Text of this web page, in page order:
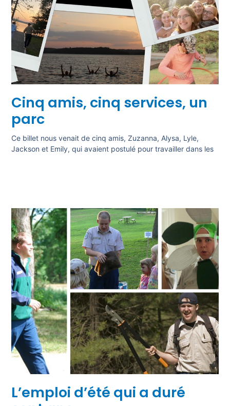
Cinq amis, cinq services, un
parc
Ce billet nous venait de cinq amis, Zuzanna, Alysa, Lyle,
Jackson et Emily, qui avaient postulé pour travailler dans les
L’emploi d’été qui a duré